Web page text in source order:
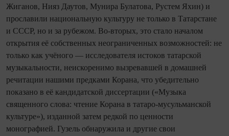
Жиганов, Нияз Даутов, Мунира Булатова, Рустем Яхин) и
прославили национальную культуру не только в Татарстане
и СССР, но и за рубежом. Во-вторых, это стало началом
открытия её собственных неограниченных возможностей: не
только как учёного — исследователя истоков татарской
музыкальности, неискоренимо вызревавшей в домашней
речитации нашими предками Корана, что убедительно
показано в её кандидатской диссертации («Музыка
священного слова: чтение Корана в татаро-мусульманской
культуре»), изданной затем редкой по ценности
монографией. Гузель обнаружила и другие свои